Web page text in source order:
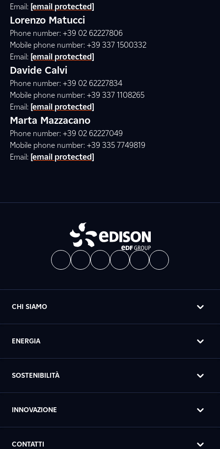
Email: [email protected]
Lorenzo Matucci
Phone number: +39 02 62227806
Mobile phone number: +39 337 1500332
Email: [email protected]
Davide Calvi
Phone number: +39 02 62227834
Mobile phone number: +39 337 1108265
Email: [email protected]
Marta Mazzacano
Phone number: +39 02 62227049
Mobile phone number: +39 335 7749819
Email: [email protected]
CHI SIAMO
ENERGIA
SOSTENIBILITÀ
INNOVAZIONE
CONTATTI